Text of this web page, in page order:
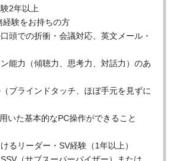
験2年以上
経験をお持ちの方
頭での折衝・会議対応、英文メール・
能力（傾聴力、思考力、対話力）のあ
ブラインドタッチ、ほぼ手元を見ずに
いた基本的なPC操作ができること
るリーダー・SV経験（1年以上）